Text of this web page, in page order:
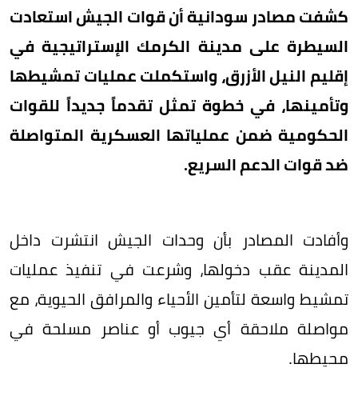
كشفت مصادر سودانية أن قوات الجيش استعادت
السيطرة على مدينة الكرمك الإستراتيجية في
إقليم النيل الأزرق، واستكملت عمليات تمشيطها
وتأمينها، في خطوة تمثل تقدماً جديداً للقوات
الحكومية ضمن عملياتها العسكرية المتواصلة
ضد قوات الدعم السريع.
وأفادت المصادر بأن وحدات الجيش انتشرت داخل
المدينة عقب دخولها، وشرعت في تنفيذ عمليات
تمشيط واسعة لتأمين الأحياء والمرافق الحيوية، مع
مواصلة ملاحقة أي جيوب أو عناصر مسلحة في
محيطها.